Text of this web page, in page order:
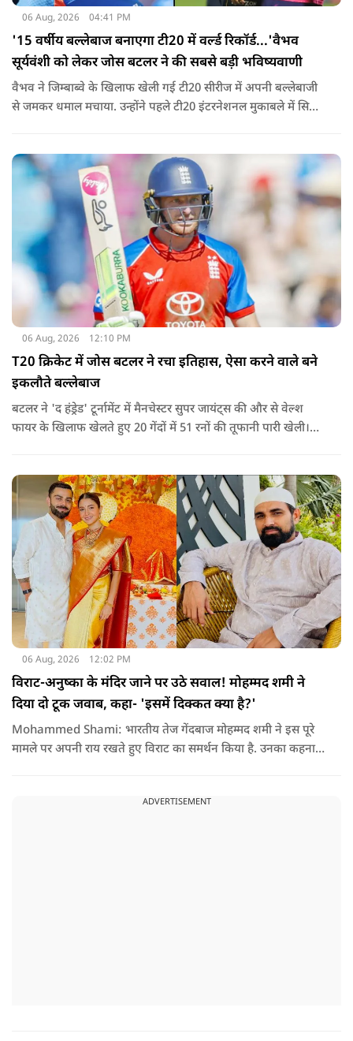
06 Aug, 2026 04:41 PM
'15 वर्षीय बल्लेबाज बनाएगा टी20 में वर्ल्ड रिकॉर्ड...'वैभव
सूर्यवंशी को लेकर जोस बटलर ने की सबसे बड़ी भविष्यवाणी
वैभव ने जिम्बाब्वे के खिलाफ खेली गई टी20 सीरीज में अपनी बल्लेबाजी
से जमकर धमाल मचाया. उन्होंने पहले टी20 इंटरनेशनल मुकाबले में सिर्फ
06 Aug, 2026 12:10 PM
T20 क्रिकेट में जोस बटलर ने रचा इतिहास, ऐसा करने वाले बने
इकलौते बल्लेबाज
बटलर ने 'द हंड्रेड' टूर्नामेंट में मैनचेस्टर सुपर जायंट्स की और से वेल्श
फायर के खिलाफ खेलते हुए 20 गेंदों में 51 रनों की तूफानी पारी खेली।
06 Aug, 2026 12:02 PM
विराट-अनुष्का के मंदिर जाने पर उठे सवाल! मोहम्मद शमी ने
दिया दो टूक जवाब, कहा- 'इसमें दिक्कत क्या है?'
Mohammed Shami: भारतीय तेज गेंदबाज मोहम्मद शमी ने इस पूरे
मामले पर अपनी राय रखते हुए विराट का समर्थन किया है. उनका कहना है
ADVERTISEMENT